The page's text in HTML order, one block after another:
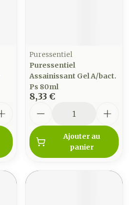
Puressentiel
Puressentiel
Assainissant Gel A/bact.
Ps 80ml
8,33 €
Ajouter au
panier